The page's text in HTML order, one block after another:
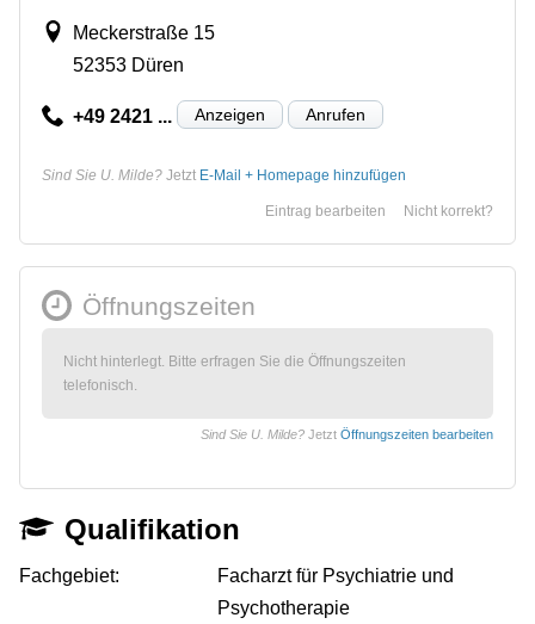
Meckerstraße 15
52353 Düren
+49 2421 ... Anzeigen Anrufen
Sind Sie U. Milde? Jetzt E-Mail + Homepage hinzufügen
Nicht korrekt?
Eintrag bearbeiten
Öffnungszeiten
Nicht hinterlegt. Bitte erfragen Sie die Öffnungszeiten
telefonisch.
Sind Sie U. Milde? Jetzt Öffnungszeiten bearbeiten
Qualifikation
Fachgebiet:
Facharzt für Psychiatrie und
Psychotherapie